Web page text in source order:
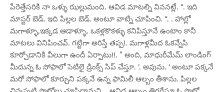
పేరెత్తేసరికి నా ఒళ్ళు ఝల్లుమంది. ఆవిడ మాటల్ని విననట్లే. “. ఇది
మాస్టర్ బెడ్. ఇది పిల్లల బెడ్. అంటూ వాట్ని చూపించి. “. . హాల్లో
మగాళ్ళూ,ఇక్కడ ఆడాళ్ళూ. ఒకళ్లకొకళ్ళు కనిపిస్తూనే ఉంటాం కానీ
మాటలు వినిపించవ్. గట్టిగా అరిస్తే తప్ప!. మగాళ్లమీద ఓకన్నేసి
కూర్చోడానికి వీలుగా ఉందీ ఏర్పాటు!!. ” అంది, మాధురీమేమ్ లాండింగ్
మీదున్న ఓ సోఫాలో సెటిలై డ్రింక్స్ సిప్ చేస్తూ. ‘. అవును. ‘ అంటూ పక్కనే
మరో సోఫాలో కూర్చుని పక్కనే ఉన్న ఫామిలీ ఆల్బం తీశాను. పిల్లల